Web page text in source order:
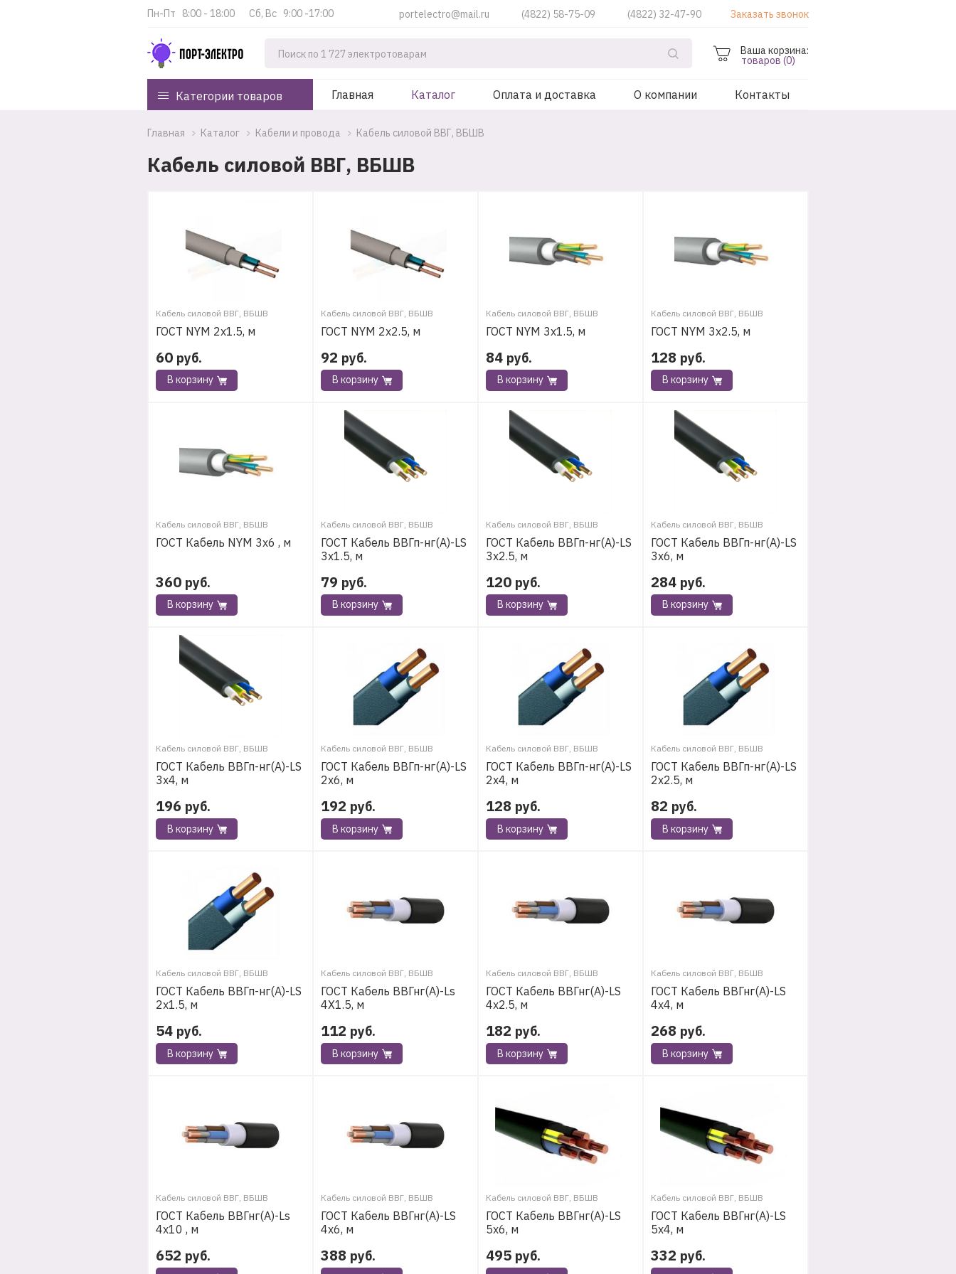
Пн-Пт   8:00 - 18:00 Cб, Вс   9:00 -17:00 portelectro@mail.ru (4822) 58-75-09 (4822) 32-47-90 Заказать звонок
Ваша корзина:
товаров (0)
Категории товаров Главная Каталог Оплата и доставка О компании Контакты
Главная Каталог Кабели и провода Кабель силовой ВВГ, ВБШВ
Кабель силовой ВВГ, ВБШВ
Кабель силовой ВВГ, ВБШВ
ГОСТ NYM 2х1.5, м
60 руб.
В корзину
Кабель силовой ВВГ, ВБШВ
ГОСТ NYM 2х2.5, м
92 руб.
В корзину
Кабель силовой ВВГ, ВБШВ
ГОСТ NYM 3х1.5, м
84 руб.
В корзину
Кабель силовой ВВГ, ВБШВ
ГОСТ NYM 3х2.5, м
128 руб.
В корзину
Кабель силовой ВВГ, ВБШВ
ГОСТ Кабель NYM 3х6 , м
360 руб.
В корзину
Кабель силовой ВВГ, ВБШВ
ГОСТ Кабель ВВГп-нг(А)-LS
3х1.5, м
79 руб.
В корзину
Кабель силовой ВВГ, ВБШВ
ГОСТ Кабель ВВГп-нг(А)-LS
3х2.5, м
120 руб.
В корзину
Кабель силовой ВВГ, ВБШВ
ГОСТ Кабель ВВГп-нг(А)-LS
3х6, м
284 руб.
В корзину
Кабель силовой ВВГ, ВБШВ
ГОСТ Кабель ВВГп-нг(А)-LS
3х4, м
196 руб.
В корзину
Кабель силовой ВВГ, ВБШВ
ГОСТ Кабель ВВГп-нг(А)-LS
2х6, м
192 руб.
В корзину
Кабель силовой ВВГ, ВБШВ
ГОСТ Кабель ВВГп-нг(А)-LS
2х4, м
128 руб.
В корзину
Кабель силовой ВВГ, ВБШВ
ГОСТ Кабель ВВГп-нг(А)-LS
2х2.5, м
82 руб.
В корзину
Кабель силовой ВВГ, ВБШВ
ГОСТ Кабель ВВГп-нг(А)-LS
2х1.5, м
54 руб.
В корзину
Кабель силовой ВВГ, ВБШВ
ГОСТ Кабель ВВГнг(А)-Ls
4Х1.5, м
112 руб.
В корзину
Кабель силовой ВВГ, ВБШВ
ГОСТ Кабель ВВГнг(А)-LS
4х2.5, м
182 руб.
В корзину
Кабель силовой ВВГ, ВБШВ
ГОСТ Кабель ВВГнг(А)-LS
4х4, м
268 руб.
В корзину
Кабель силовой ВВГ, ВБШВ
ГОСТ Кабель ВВГнг(А)-Ls
4х10 , м
652 руб.
Кабель силовой ВВГ, ВБШВ
ГОСТ Кабель ВВГнг(А)-LS
4х6, м
388 руб.
Кабель силовой ВВГ, ВБШВ
ГОСТ Кабель ВВГнг(А)-LS
5х6, м
495 руб.
Кабель силовой ВВГ, ВБШВ
ГОСТ Кабель ВВГнг(А)-LS
5х4, м
332 руб.